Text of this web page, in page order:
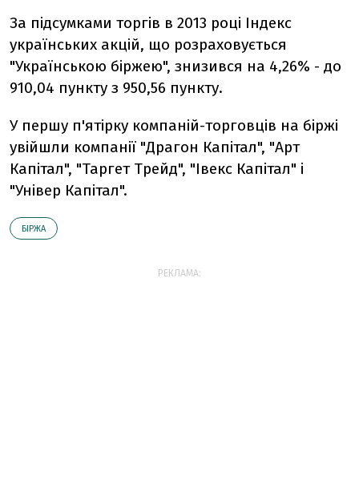
За підсумками торгів в 2013 році Індекс
українських акцій, що розраховується
"Українською біржею", знизився на 4,26% - до
910,04 пункту з 950,56 пункту.
У першу п'ятірку компаній-торговців на біржі
увійшли компанії "Драгон Капітал", "Арт
Капітал", "Таргет Трейд", "Івекс Капітал" і
"Універ Капітал".
БІРЖА
РЕКЛАМА: